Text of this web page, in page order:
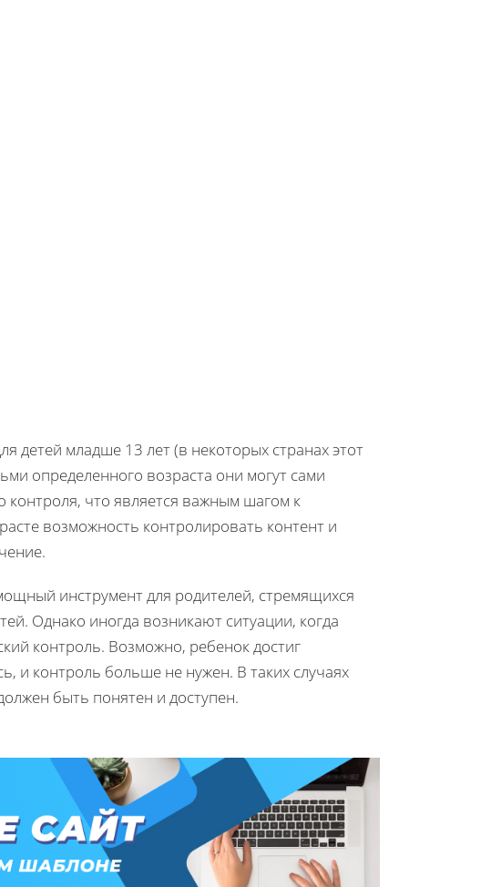
детей младше 13 лет (в некоторых странах этот
определенного возраста они могут сами
что является важным шагом к
возможность контролировать контент и
инструмент для родителей, стремящихся
Однако иногда возникают ситуации, когда
контроль. Возможно, ребенок достиг
и контроль больше не нужен. В таких случаях
быть понятен и доступен.